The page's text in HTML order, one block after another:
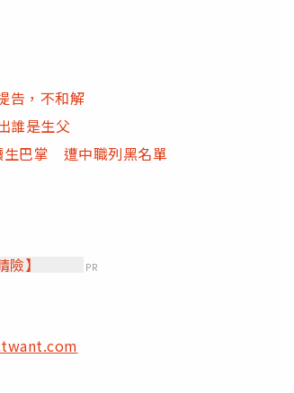
告，不和解
誰是生父
生巴掌 遭中職列黑名單
】
PR